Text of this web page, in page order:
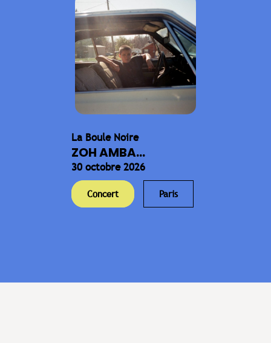
La Boule Noire
ZOH AMBA...
30 octobre 2026
Concert Paris